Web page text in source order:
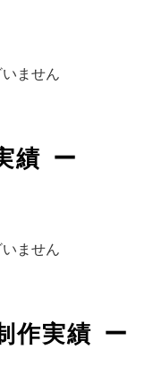
ません
績
ません
作実績